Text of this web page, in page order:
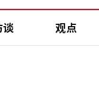
谈 观点